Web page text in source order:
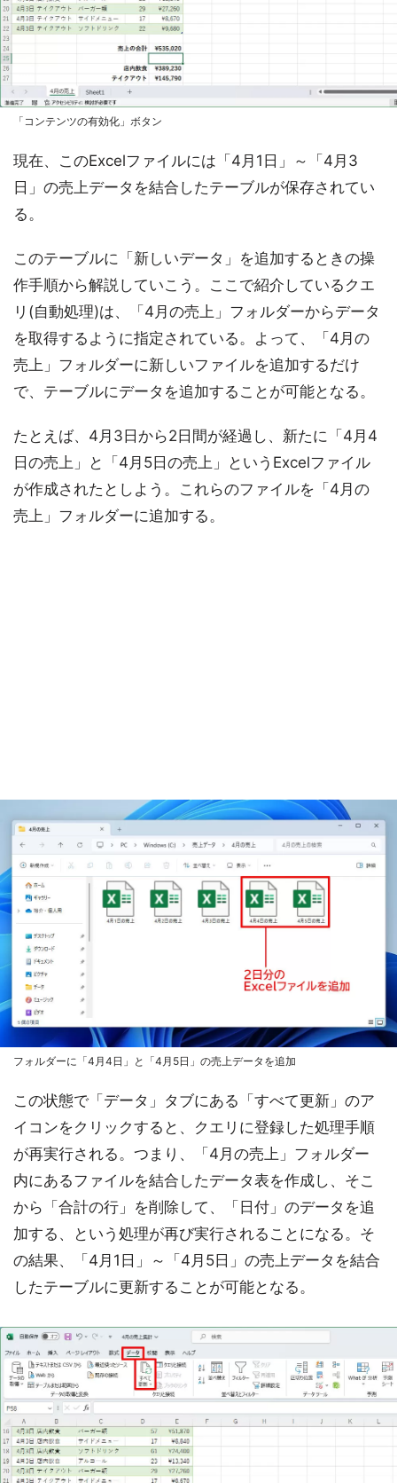
「コンテンツの有効化」ボタン
現在、このExcelファイルには「4月1日」～「4月3
日」の売上データを結合したテーブルが保存されてい
る。
このテーブルに「新しいデータ」を追加するときの操
作手順から解説していこう。ここで紹介しているクエ
リ(自動処理)は、「4月の売上」フォルダーからデータ
を取得するように指定されている。よって、「4月の
売上」フォルダーに新しいファイルを追加するだけ
で、テーブルにデータを追加することが可能となる。
たとえば、4月3日から2日間が経過し、新たに「4月4
日の売上」と「4月5日の売上」というExcelファイル
が作成されたとしよう。これらのファイルを「4月の
売上」フォルダーに追加する。
フォルダーに「4月4日」と「4月5日」の売上データを追加
この状態で「データ」タブにある「すべて更新」のア
イコンをクリックすると、クエリに登録した処理手順
が再実行される。つまり、「4月の売上」フォルダー
内にあるファイルを結合したデータ表を作成し、そこ
から「合計の行」を削除して、「日付」のデータを追
加する、という処理が再び実行されることになる。そ
の結果、「4月1日」～「4月5日」の売上データを結合
したテーブルに更新することが可能となる。